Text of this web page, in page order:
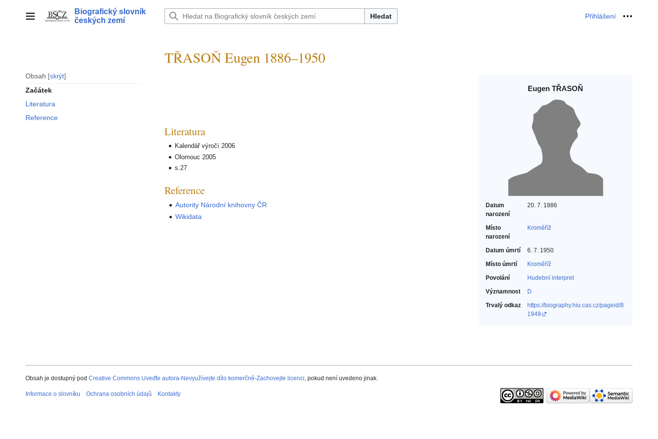
Hlavní menu
Biografický slovník
českých zemí
Hledat Přihlášení Osobní
Obsah skrýt
Začátek
Literatura
Reference
TŘASOŇ Eugen 1886–1950
Eugen TŘASOŇ
Datum
narození
20. 7. 1886
Místo
narození
Kroměříž
Datum úmrtí
6. 7. 1950
Místo úmrtí
Kroměříž
Povolání
Hudební interpret‎
Významnost
D
Trvalý odkaz
https://biography.hiu.cas.cz/pageid/8
1949
Literatura
Kalendář výročí 2006
Olomouc 2005
s.27
Reference
Autority Národní knihovny ČR
Wikidata
Obsah je dostupný pod Creative Commons Uveďte autora-Nevyužívejte dílo komerčně-Zachovejte licenci, pokud není uvedeno jinak.
Informace o slovníku Ochrana osobních údajů Kontakty